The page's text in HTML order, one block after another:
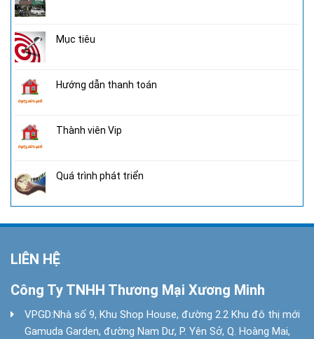
Mục tiêu
Hướng dẫn thanh toán
Thành viên Vip
Quá trình phát triển
LIÊN HỆ
Công Ty TNHH Thương Mại Xương Minh
VPGD:Nhà số 9, Khu Shop House, đường 2.2 Khu đô thị mới
Gamuda Garden, đường Nam Dư, P. Yên Sở, Q. Hoàng Mai,